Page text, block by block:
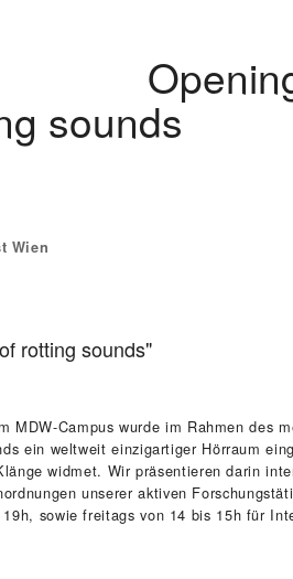
sounds
Wien
rotting sounds"
Campus wurde im Rahmen des
ein weltweit einzigartiger Hörraum
widmet. Wir präsentieren darin
unserer aktiven
sowie freitags von 14 bis 15h für